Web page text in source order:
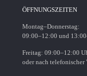
ÖFFNUNGSZEITEN
Montag–Donnerstag:
09:00–12:00 und
Freitag: 09:00–12:00
oder nach telefonischer